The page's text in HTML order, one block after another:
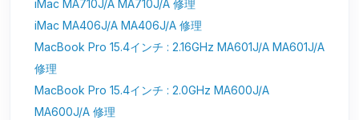
iMac MA710J/A MA710J/A 修理
iMac MA406J/A MA406J/A 修理
MacBook Pro 15.4インチ : 2.16GHz MA601J/A MA601J/A
修理
MacBook Pro 15.4インチ : 2.0GHz MA600J/A
MA600J/A 修理